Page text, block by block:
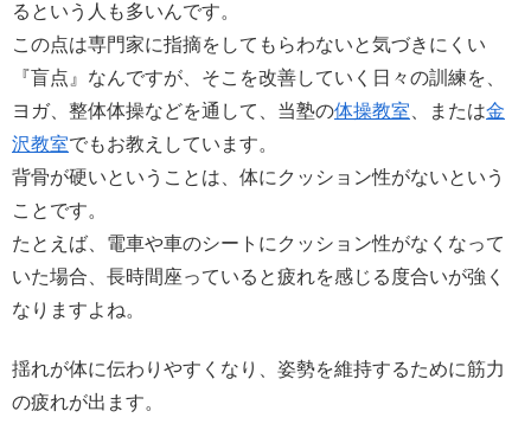
るという人も多いんです。
この点は専門家に指摘をしてもらわないと気づきにくい
『盲点』なんですが、そこを改善していく日々の訓練を、
ヨガ、整体体操などを通して、当塾の体操教室 、または金
沢教室でもお教えしています。
背骨が硬いということは、体にクッション性がないという
ことです。
たとえば、電車や車のシートにクッション性がなくなって
いた場合、長時間座っていると疲れを感じる度合いが強く
なりますよね。
揺れが体に伝わりやすくなり、姿勢を維持するために筋力
の疲れが出ます。